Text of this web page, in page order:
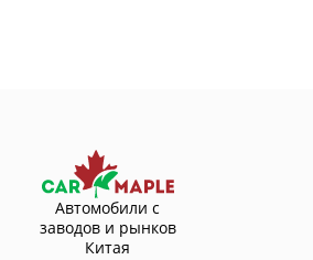
Автомобили с
заводов и рынков
Китая